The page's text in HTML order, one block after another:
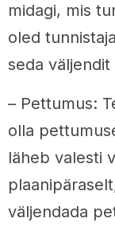
midagi, mis
oled
seda väljendit
– Pettumus:
olla
läheb valesti
väljendada